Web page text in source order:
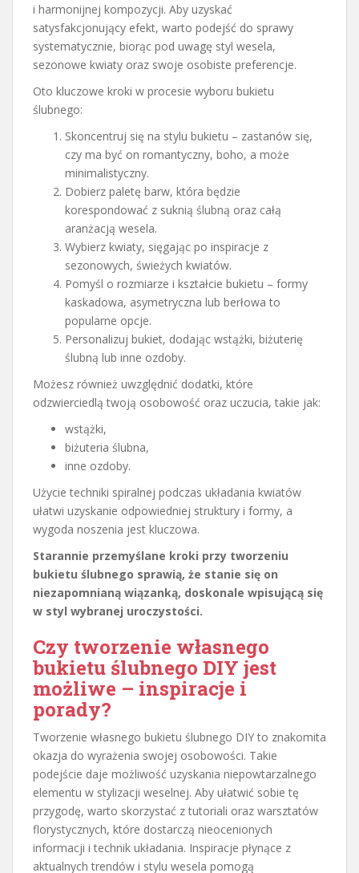
i harmonijnej kompozycji. Aby uzyskać
satysfakcjonujący efekt, warto podejść do sprawy
systematycznie, biorąc pod uwagę styl wesela,
sezonowe kwiaty oraz swoje osobiste preferencje.
Oto kluczowe kroki w procesie wyboru bukietu
ślubnego:
Skoncentruj się na stylu bukietu – zastanów się,
czy ma być on romantyczny, boho, a może
minimalistyczny.
Dobierz paletę barw, która będzie
korespondować z suknią ślubną oraz całą
aranżacją wesela.
Wybierz kwiaty, sięgając po inspiracje z
sezonowych, świeżych kwiatów.
Pomyśl o rozmiarze i kształcie bukietu – formy
kaskadowa, asymetryczna lub berłowa to
popularne opcje.
Personalizuj bukiet, dodając wstążki, biżuterię
ślubną lub inne ozdoby.
Możesz również uwzględnić dodatki, które
odzwierciedlą twoją osobowość oraz uczucia, takie jak:
wstążki,
biżuteria ślubna,
inne ozdoby.
Użycie techniki spiralnej podczas układania kwiatów
ułatwi uzyskanie odpowiedniej struktury i formy, a
wygoda noszenia jest kluczowa.
Starannie przemyślane kroki przy tworzeniu
bukietu ślubnego sprawią, że stanie się on
niezapomnianą wiązanką, doskonale wpisującą się
w styl wybranej uroczystości.
Czy tworzenie własnego
bukietu ślubnego DIY jest
możliwe – inspiracje i
porady?
Tworzenie własnego bukietu ślubnego DIY to znakomita
okazja do wyrażenia swojej osobowości. Takie
podejście daje możliwość uzyskania niepowtarzalnego
elementu w stylizacji weselnej. Aby ułatwić sobie tę
przygodę, warto skorzystać z tutoriali oraz warsztatów
florystycznych, które dostarczą nieocenionych
informacji i technik układania. Inspiracje płynące z
aktualnych trendów i stylu wesela pomogą